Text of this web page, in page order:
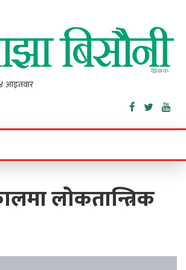
Sajha
लोकतान्त्रिक